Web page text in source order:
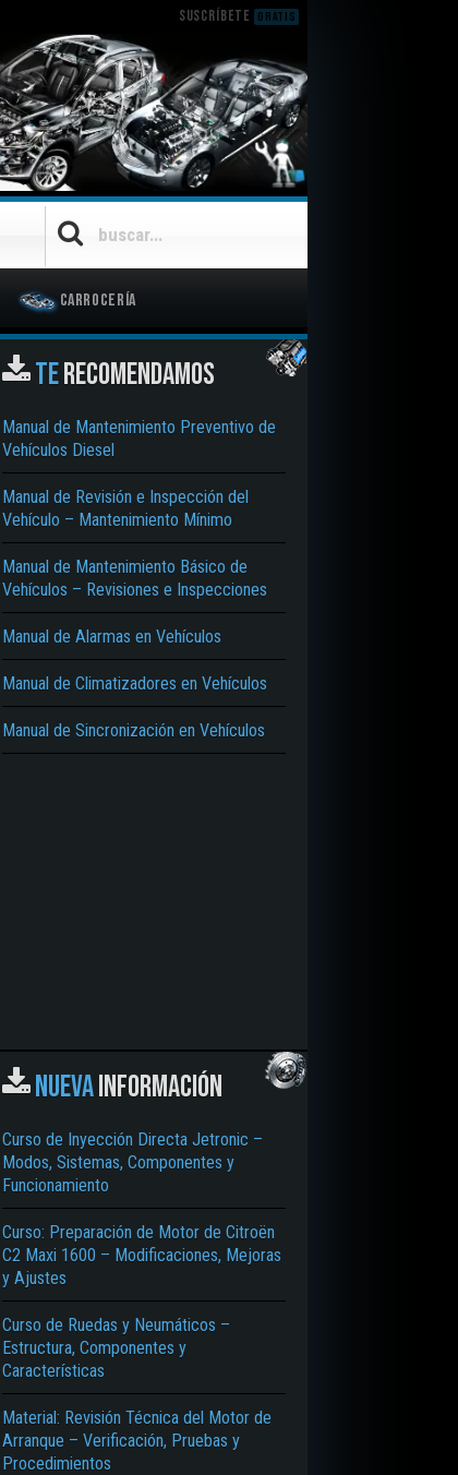
SUSCRÍBETE GRATIS
Carrocería
TERECOMENDAMOS
Manual de Mantenimiento Preventivo de
Vehículos Diesel
Manual de Revisión e Inspección del
Vehículo – Mantenimiento Mínimo
Manual de Mantenimiento Básico de
Vehículos – Revisiones e Inspecciones
Manual de Alarmas en Vehículos
Manual de Climatizadores en Vehículos
Manual de Sincronización en Vehículos
NUEVAINFORMACIÓN
Curso de Inyección Directa Jetronic –
Modos, Sistemas, Componentes y
Funcionamiento
Curso: Preparación de Motor de Citroën
C2 Maxi 1600 – Modificaciones, Mejoras
y Ajustes
Curso de Ruedas y Neumáticos –
Estructura, Componentes y
Características
Material: Revisión Técnica del Motor de
Arranque – Verificación, Pruebas y
Procedimientos